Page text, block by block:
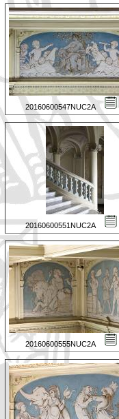
20160600547NUC2A
20160600551NUC2A
20160600555NUC2A